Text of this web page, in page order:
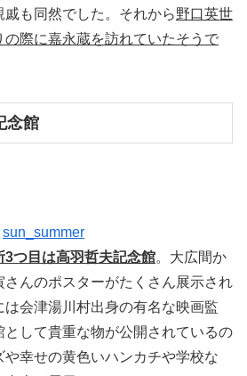
も同然でした。それから野口英世
際に嘉永蔵を訪れていたそうで
念館
sun_summer
つ目は高羽哲夫記念館。大広間か
さんのポスターがたくさん展示され
会津湯川村出身の有名な映画監
して貴重な物が公開されているの
幸せの黄色いハンカチや学校な